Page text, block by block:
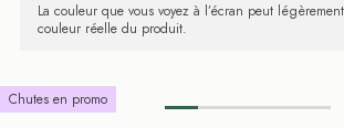
La couleur que vous voyez à l’écran peut
couleur réelle du produit.
Chutes en promo